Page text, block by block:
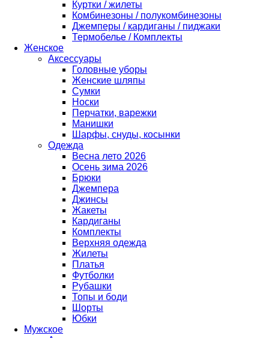
Куртки / жилеты
Комбинезоны / полукомбинезоны
Джемперы / кардиганы / пиджаки
Термобелье / Комплекты
Женское
Аксессуары
Головные уборы
Женские шляпы
Сумки
Носки
Перчатки, варежки
Манишки
Шарфы, снуды, косынки
Одежда
Весна лето 2026
Осень зима 2026
Брюки
Джемпера
Джинсы
Жакеты
Кардиганы
Комплекты
Верхняя одежда
Жилеты
Платья
Футболки
Рубашки
Топы и боди
Шорты
Юбки
Мужское